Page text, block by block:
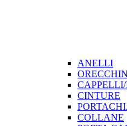
ANELLI
CINTURE
COLLANE